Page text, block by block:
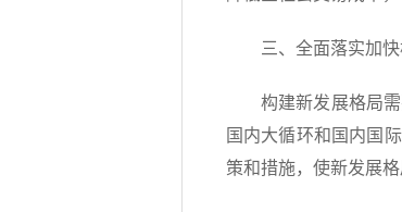
三、全面落实加
构建新发展格局
国内大循环和国内国
策和措施，使新发展